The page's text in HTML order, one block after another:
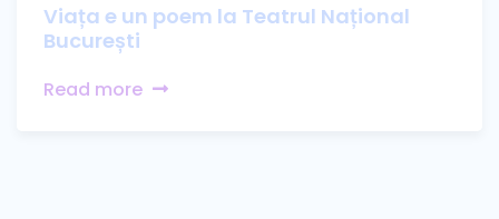
Viața e un poem la Teatrul Național
București
Read more